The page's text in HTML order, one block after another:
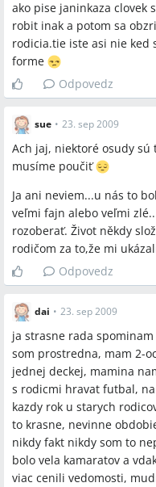
ako pise janinkaza clovek
robit inak a potom sa
rodicia.tie iste asi nie ked
forme
Odpovedz
sue • 23. sep 2009
Ach jaj, niektoré osudy sú
musíme poučiť
Ja ani neviem...u nás to
veľmi fajn alebo veľmi
rozoberať. Život někdy
rodičom za to,že mi
Odpovedz
dai • 23. sep 2009
ja strasne rada
som prostredna, mam 2-
jednej deckej, mamina
s rodicmi hravat futbal,
kazdy rok u starych
to krasne, nevinne
nikdy fakt nikdy som to
bolo vela kamaratov a
viac cenili vedomosti,